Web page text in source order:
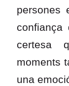
persones
certesa
moments
una